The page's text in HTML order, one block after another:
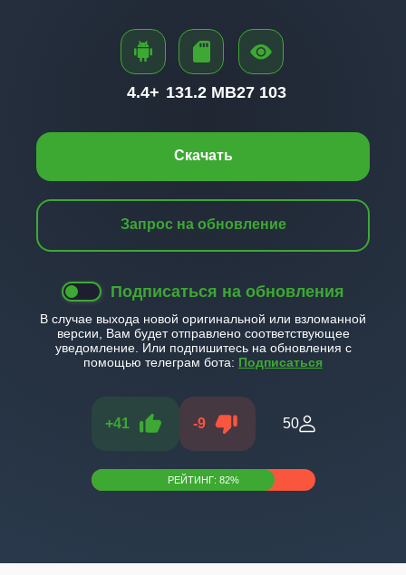
Скачать
Запрос на обновление
Подписаться на обновления
В случае выхода новой оригинальной или взломанной
версии, Вам будет отправлено соответствующее
уведомление. Или подпишитесь на обновления с
помощью телеграм бота: Подписаться
+41 -9 50
РЕЙТИНГ: 82%
4.4+ 131.2 MB27 103